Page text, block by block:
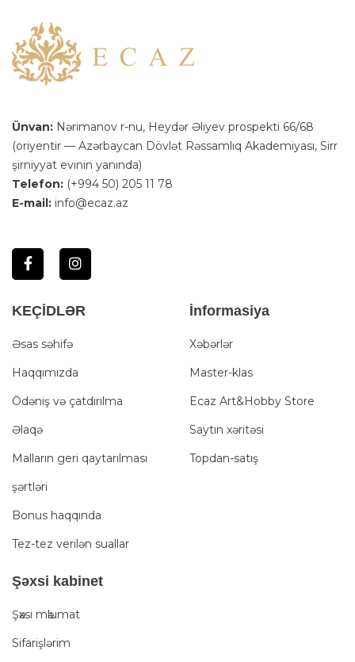
Ünvan: Nərimanov r-nu, Heydər Əliyev prospekti 66/68
(oriyentir — Azərbaycan Dövlət Rəssamlıq Akademiyası, Sirr
şirniyyat evinin yanında)
Telefon: (+994 50) 205 11 78
E-mail: info@ecaz.az
KEÇİDLƏR
Əsas səhifə
Haqqımızda
Ödəniş və çatdırılma
Əlaqə
Malların geri qaytarılması
şərtləri
Bonus haqqında
Tez-tez verilən suallar
İnformasiya
Xəbərlər
Master-klas
Ecaz Art&Hobby Store
Saytın xəritəsi
Topdan-satış
Şәxsi kabinet
Şәxsi mәlumat
Sifarişlərim